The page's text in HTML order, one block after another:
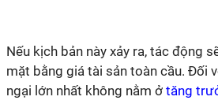
Nếu kịch bản này xảy ra, tác động
mặt bằng giá tài sản toàn cầu. Đối
ngại lớn nhất không nằm ở tăng